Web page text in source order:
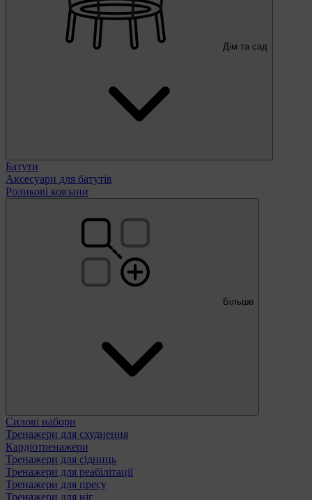
Дім та сад
Батути
Аксесуари для батутів
Роликові ковзани
Більше
Силові набори
Тренажери для схуднення
Кардіотренажери
Тренажери для сідниць
Тренажери для реабілітації
Тренажери для пресу
Тренажери для ніг